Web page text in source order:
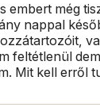
embert még
nappal
feltétlenül
Mit kell erről